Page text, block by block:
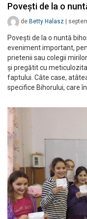
Povești de la o
de Betty Halasz
Povești de la o nuntă
eveniment important,
prietenii sau colegii
și pregătit cu
faptului. Câte case,
specifice Bihorului, care